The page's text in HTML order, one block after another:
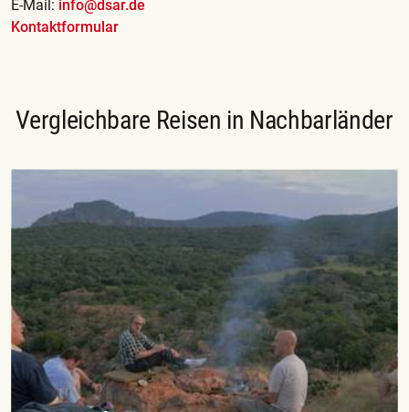
E-Mail: info@dsar.de
Kontaktformular
Vergleichbare Reisen in Nachbarländer